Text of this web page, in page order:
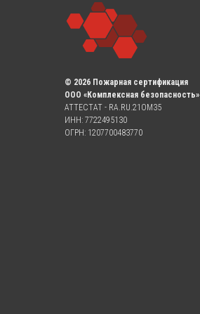
© 2026 Пожарная сертификация
ООО «Комплексная безопасность»
АТТЕСТАТ - RA.RU.21OM35
ИНН: 7722495130
ОГРН: 1207700483770